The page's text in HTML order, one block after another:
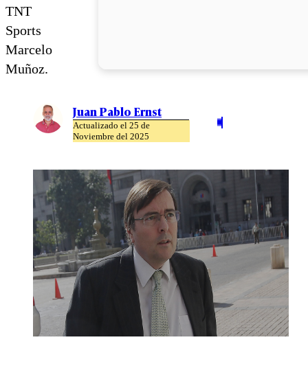
TNT
Sports
Marcelo
Muñoz.
Juan Pablo Ernst
Actualizado el 25 de
Noviembre del 2025